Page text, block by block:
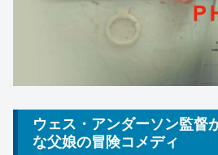
ウェス・アンダーソン監督
な父娘の冒険コメディ